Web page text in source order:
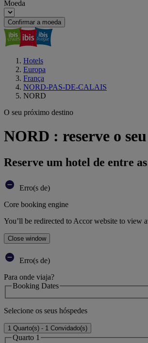
Moeda
Confirmar a moeda
Hotels
Europa
França
NORD-PAS-DE-CALAIS
NORD
O seu próximo destino
NORD : reserve o
Reserve um hotel de entre
Erro(s de)
Core booking engine
You’ll be redirected to Accor website to view
Close window
Erro(s de)
Para onde viaja?
Booking Dates
Selecione os seus hóspedes
1 Quarto(s) - 1 Convidado(s)
Quarto 1